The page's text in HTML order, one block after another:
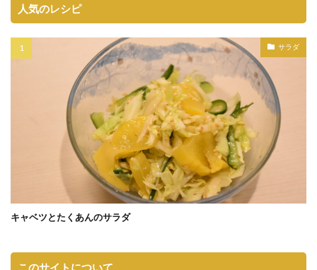
人気のレシピ
サラダ
キャベツとたくあんのサラダ
このサイトについて